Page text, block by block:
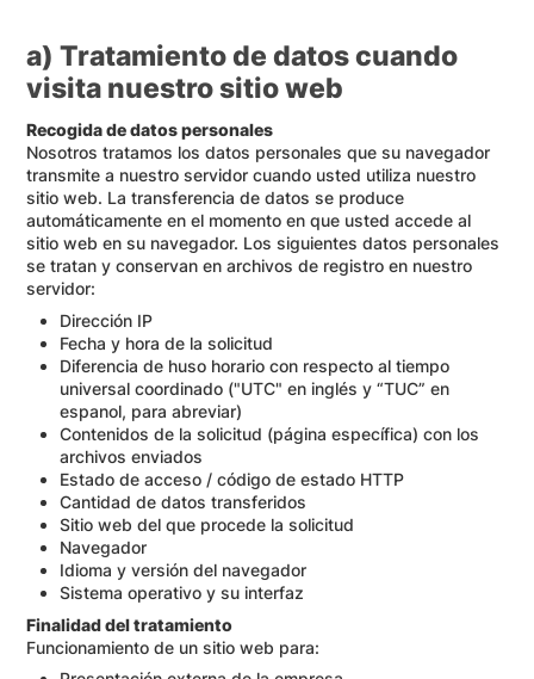
a) Tratamiento de datos cuando
visita nuestro sitio web
Recogida de datos personales
Nosotros tratamos los datos personales que su navegador
transmite a nuestro servidor cuando usted utiliza nuestro
sitio web. La transferencia de datos se produce
automáticamente en el momento en que usted accede al
sitio web en su navegador. Los siguientes datos personales
se tratan y conservan en archivos de registro en nuestro
servidor:
Dirección IP
Fecha y hora de la solicitud
Diferencia de huso horario con respecto al tiempo
universal coordinado ("UTC" en inglés y “TUC” en
espanol, para abreviar)
Contenidos de la solicitud (página específica) con los
archivos enviados
Estado de acceso / código de estado HTTP
Cantidad de datos transferidos
Sitio web del que procede la solicitud
Navegador
Idioma y versión del navegador
Sistema operativo y su interfaz
Finalidad del tratamiento
Funcionamiento de un sitio web para: